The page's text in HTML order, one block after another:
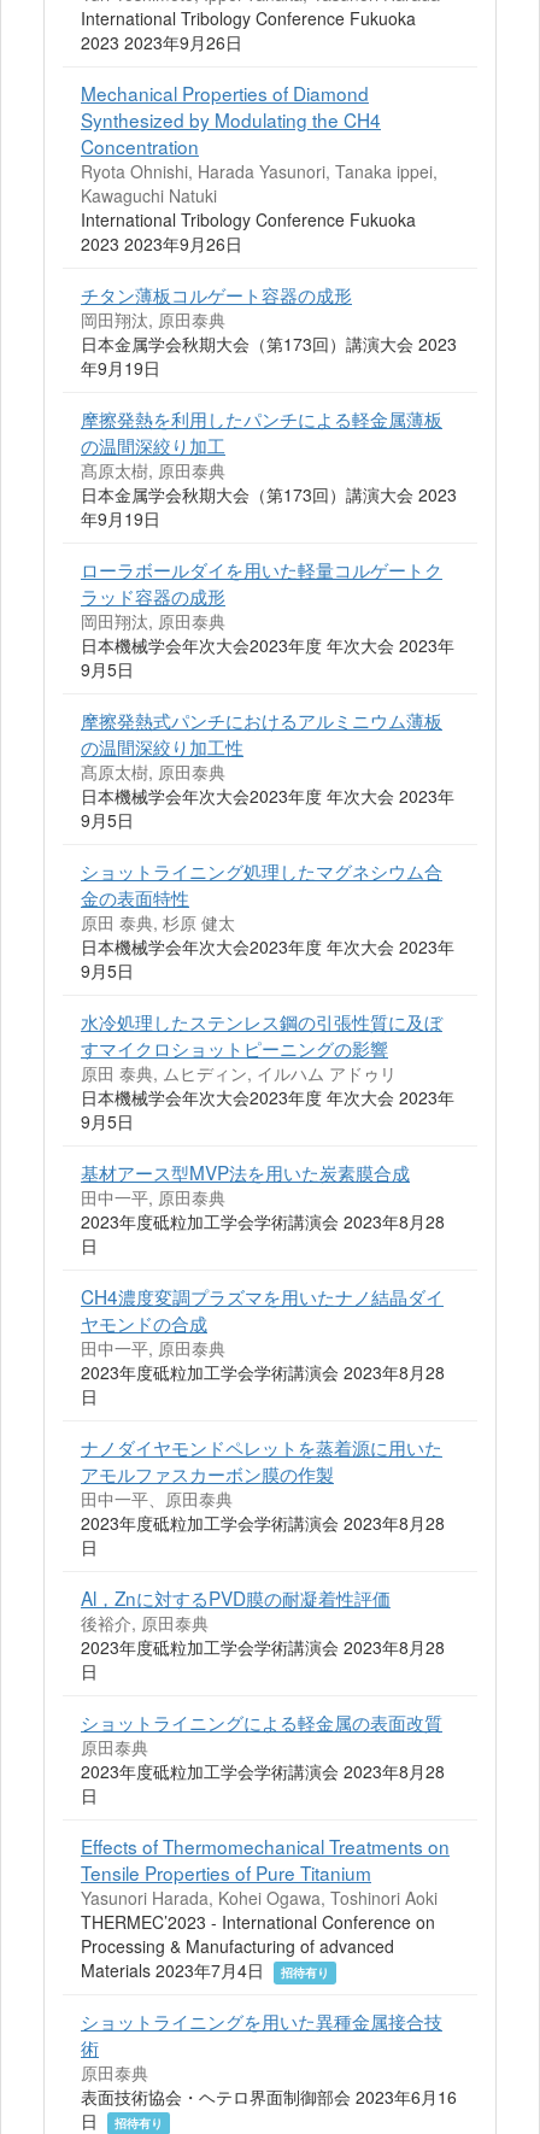
International Tribology Conference Fukuoka
2023 2023年9月26日
Mechanical Properties of Diamond
Synthesized by Modulating the CH4
Concentration
Ryota Ohnishi, Harada Yasunori, Tanaka ippei,
Kawaguchi Natuki
International Tribology Conference Fukuoka
2023 2023年9月26日
チタン薄板コルゲート容器の成形
岡田翔汰, 原田泰典
日本金属学会秋期大会（第173回）講演大会 2023
年9月19日
摩擦発熱を利用したパンチによる軽金属薄板
の温間深絞り加工
髙原太樹, 原田泰典
日本金属学会秋期大会（第173回）講演大会 2023
年9月19日
ローラボールダイを用いた軽量コルゲートク
ラッド容器の成形
岡田翔汰, 原田泰典
日本機械学会年次大会2023年度 年次大会 2023年
9月5日
摩擦発熱式パンチにおけるアルミニウム薄板
の温間深絞り加工性
髙原太樹, 原田泰典
日本機械学会年次大会2023年度 年次大会 2023年
9月5日
ショットライニング処理したマグネシウム合
金の表面特性
原田 泰典, 杉原 健太
日本機械学会年次大会2023年度 年次大会 2023年
9月5日
水冷処理したステンレス鋼の引張性質に及ぼ
すマイクロショットピーニングの影響
原田 泰典, ムヒディン, イルハム アドゥリ
日本機械学会年次大会2023年度 年次大会 2023年
9月5日
基材アース型MVP法を用いた炭素膜合成
田中一平, 原田泰典
2023年度砥粒加工学会学術講演会 2023年8月28
日
CH4濃度変調プラズマを用いたナノ結晶ダイ
ヤモンドの合成
田中一平, 原田泰典
2023年度砥粒加工学会学術講演会 2023年8月28
日
ナノダイヤモンドペレットを蒸着源に用いた
アモルファスカーボン膜の作製
田中一平、原田泰典
2023年度砥粒加工学会学術講演会 2023年8月28
日
Al，Znに対するPVD膜の耐凝着性評価
後裕介, 原田泰典
2023年度砥粒加工学会学術講演会 2023年8月28
日
ショットライニングによる軽金属の表面改質
原田泰典
2023年度砥粒加工学会学術講演会 2023年8月28
日
Effects of Thermomechanical Treatments on
Tensile Properties of Pure Titanium
Yasunori Harada, Kohei Ogawa, Toshinori Aoki
THERMEC’2023 - International Conference on
Processing & Manufacturing of advanced
Materials 2023年7月4日
招待有り
ショットライニングを用いた異種金属接合技
術
原田泰典
表面技術協会・ヘテロ界面制御部会 2023年6月16
日
招待有り